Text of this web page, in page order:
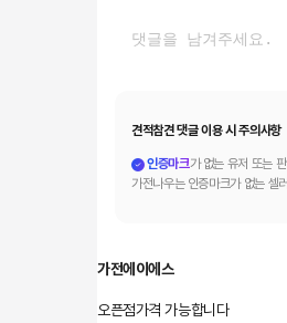
견적참견 댓글 이용 시 주의사항
인증마크가 없는 유저 또는
가전나우는 인증마크가 없는 셀
가전에이에스
오픈점가격 가능합니다